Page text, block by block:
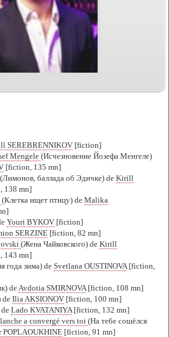
SEREBRENNIKOV [fiction]
Mengele (Исчезновение Йозефа Менгеле)
[fiction, 135 mn]
(Лимонов, баллада об Эдичке) de Kirill
138 mn]
(Клетка ищет птицу) de Malika
Youri BYKOV [fiction]
SERZINE [fiction, 82 mn]
(Жена Чайковского) de Kirill
143 mn]
года зима) de Svetlana OUSTINOVA [fiction,
de Avdotia SMIRNOVA [fiction, 108 mn]
de Ilia AKSIONOV [fiction, 100 mn]
Lado KVATANIYA [fiction, 132 mn]
a convergé vers toi (На тебе сошёлся
POPLAOUKHINE [fiction, 91 mn]